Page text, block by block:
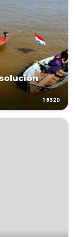
1832D